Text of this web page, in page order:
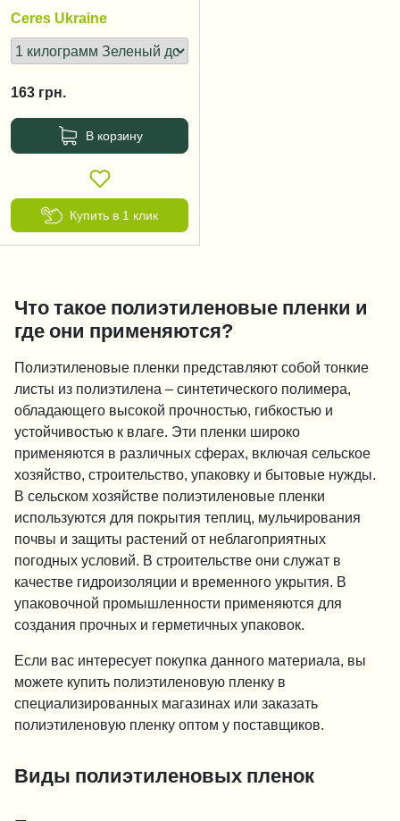
Ceres Ukraine
163 грн.
В корзину
Купить в 1 клик
Что такое полиэтиленовые пленки и
где они применяются?
Полиэтиленовые пленки представляют собой тонкие
листы из полиэтилена – синтетического полимера,
обладающего высокой прочностью, гибкостью и
устойчивостью к влаге. Эти пленки широко
применяются в различных сферах, включая сельское
хозяйство, строительство, упаковку и бытовые нужды.
В сельском хозяйстве полиэтиленовые пленки
используются для покрытия теплиц, мульчирования
почвы и защиты растений от неблагоприятных
погодных условий. В строительстве они служат в
качестве гидроизоляции и временного укрытия. В
упаковочной промышленности применяются для
создания прочных и герметичных упаковок.
Если вас интересует покупка данного материала, вы
можете купить полиэтиленовую пленку в
специализированных магазинах или заказать
полиэтиленовую пленку оптом у поставщиков.
Виды полиэтиленовых пленок